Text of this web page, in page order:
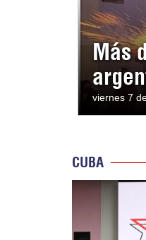
Más
viernes 7
CUBA